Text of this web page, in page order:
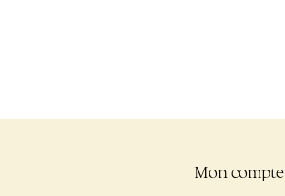
Mon compte